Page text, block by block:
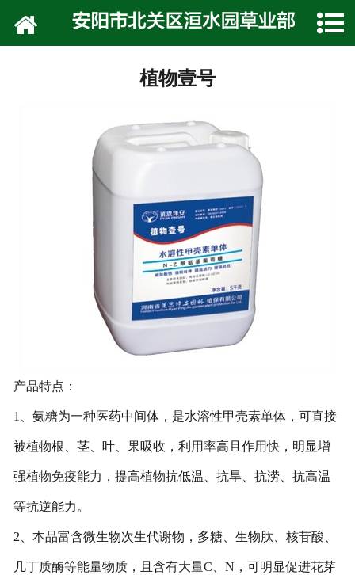
网站首页
产品展示
种植技术
在线留言
联系我们
植物壹号
产品特点：
1、氨糖为一种医药中间体，是水溶性甲壳素单体，可直接
被植物根、茎、叶、果吸收，利用率高且作用快，明显增
强植物免疫能力，提高植物抗低温、抗旱、抗涝、抗高温
等抗逆能力。
2、本品富含微生物次生代谢物，多糖、生物肽、核苷酸、
几丁质酶等能量物质，且含有大量C、N，可明显促进花芽